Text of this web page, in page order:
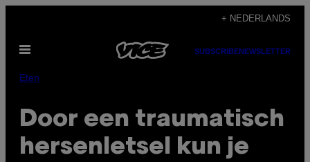
de
inhoud
+ NEDERLANDS
Open
SUBSCRIBENEWSLETTER
Eten
Door een traumatisch
hersenletsel kun je